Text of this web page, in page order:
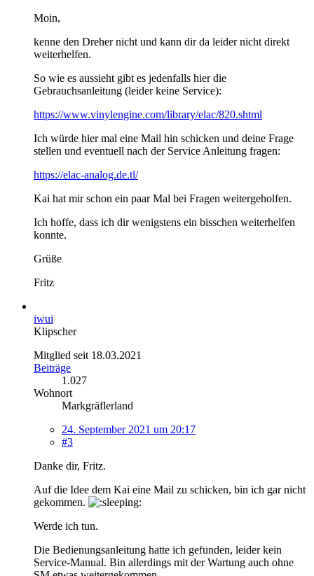
Moin,
kenne den Dreher nicht und kann dir da leider nicht direkt
weiterhelfen.
So wie es aussieht gibt es jedenfalls hier die
Gebrauchsanleitung (leider keine Service):
https://www.vinylengine.com/library/elac/820.shtml
Ich würde hier mal eine Mail hin schicken und deine Frage
stellen und eventuell nach der Service Anleitung fragen:
https://elac-analog.de.tl/
Kai hat mir schon ein paar Mal bei Fragen weitergeholfen.
Ich hoffe, dass ich dir wenigstens ein bisschen weiterhelfen
konnte.
Grüße
Fritz
iwui
Klipscher
Mitglied seit 18.03.2021
Beiträge
1.027
Wohnort
Markgräflerland
24. September 2021 um 20:17
#3
Danke dir, Fritz.
Auf die Idee dem Kai eine Mail zu schicken, bin ich gar nicht
gekommen.
Werde ich tun.
Die Bedienungsanleitung hatte ich gefunden, leider kein
Service-Manual. Bin allerdings mit der Wartung auch ohne